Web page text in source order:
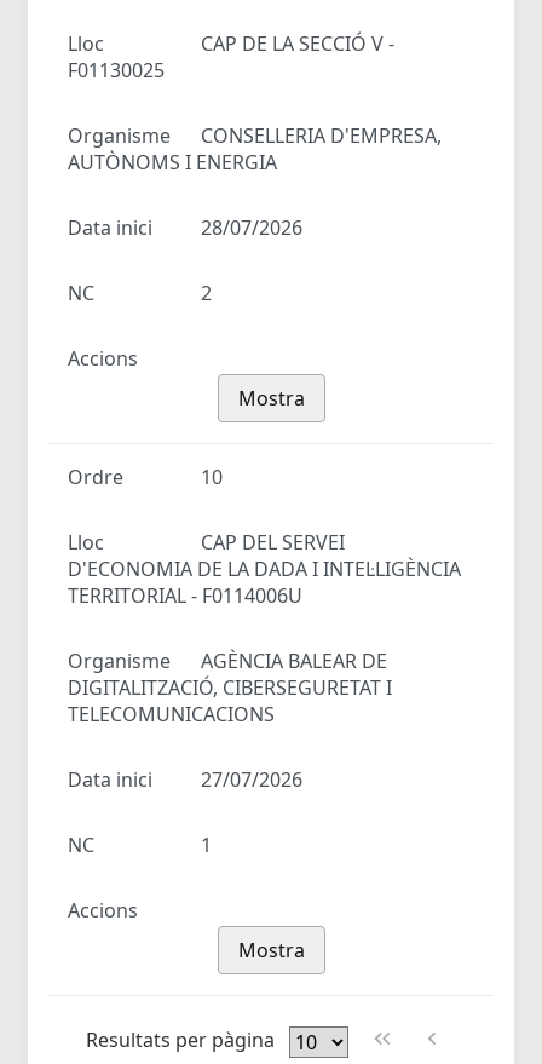
Lloc
CAP DE LA SECCIÓ V -
F01130025
Organisme
CONSELLERIA D'EMPRESA,
AUTÒNOMS I ENERGIA
Data inici 28/07/2026
NC 2
Accions
Mostra
Ordre 10
Lloc
CAP DEL SERVEI
D'ECONOMIA DE LA DADA I INTEL·LIGÈNCIA
TERRITORIAL - F0114006U
Organisme
AGÈNCIA BALEAR DE
DIGITALITZACIÓ, CIBERSEGURETAT I
TELECOMUNICACIONS
Data inici 27/07/2026
NC 1
Accions
Mostra
Resultats per pàgina